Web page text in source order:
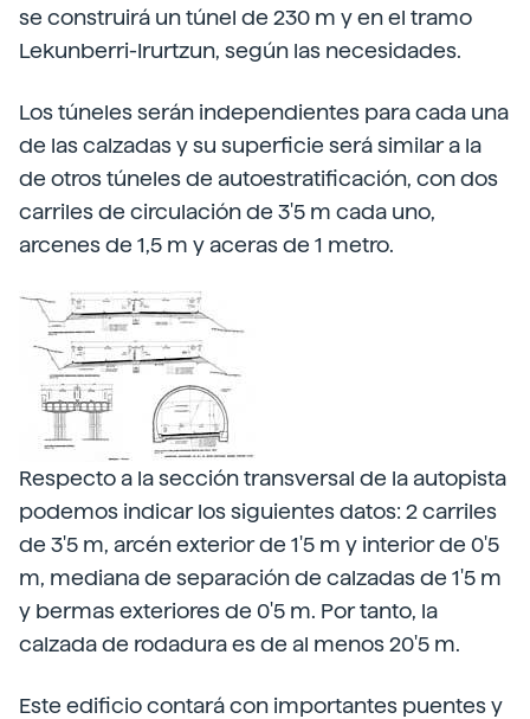
se construirá un túnel de 230 m y en el tramo
Lekunberri-Irurtzun, según las necesidades.
Los túneles serán independientes para cada una
de las calzadas y su superficie será similar a la
de otros túneles de autoestratificación, con dos
carriles de circulación de 3'5 m cada uno,
arcenes de 1,5 m y aceras de 1 metro.
Respecto a la sección transversal de la autopista
podemos indicar los siguientes datos: 2 carriles
de 3'5 m, arcén exterior de 1'5 m y interior de 0'5
m, mediana de separación de calzadas de 1'5 m
y bermas exteriores de 0'5 m. Por tanto, la
calzada de rodadura es de al menos 20'5 m.
Este edificio contará con importantes puentes y